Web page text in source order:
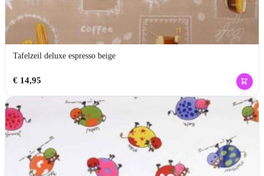
Tafelzeil deluxe espresso beige
€14,95